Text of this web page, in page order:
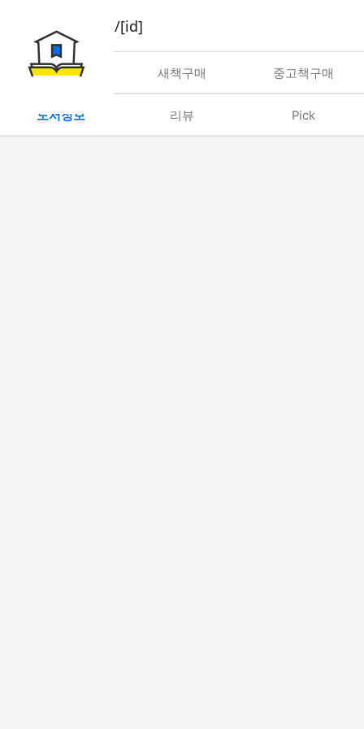
book/rent/[id]
대여 새책구매 중고책구매
도서정보 리뷰 Pick